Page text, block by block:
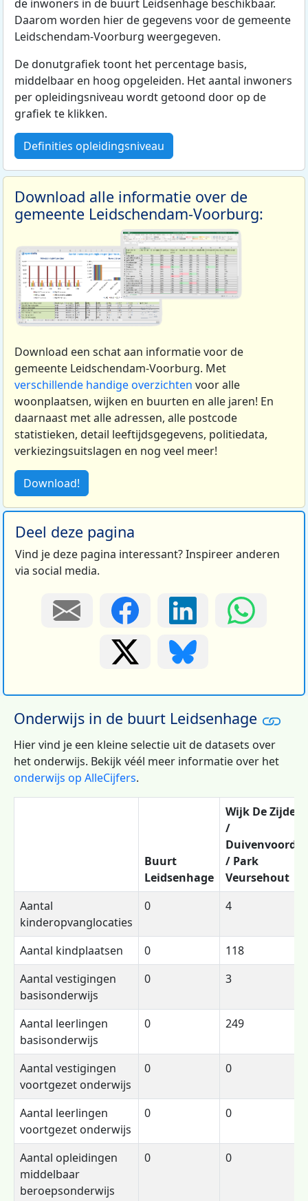
de inwoners in de buurt Leidsenhage beschikbaar.
Daarom worden hier de gegevens voor de gemeente
Leidschendam-Voorburg weergegeven.
De donutgrafiek toont het percentage basis,
middelbaar en hoog opgeleiden. Het aantal inwoners
per opleidingsniveau wordt getoond door op de
grafiek te klikken.
Definities opleidingsniveau
Download alle informatie over de
gemeente Leidschendam-Voorburg:
Download een schat aan informatie voor de
gemeente Leidschendam-Voorburg. Met
verschillende handige overzichten voor alle
woonplaatsen, wijken en buurten en alle jaren! En
daarnaast met alle adressen, alle postcode
statistieken, detail leeftijdsgegevens, politiedata,
verkiezingsuitslagen en nog veel meer!
Download!
Deel deze pagina
Vind je deze pagina interessant? Inspireer anderen
via social media.
Onderwijs in de buurt Leidsenhage
Hier vind je een kleine selectie uit de datasets over
het onderwijs. Bekijk véél meer informatie over het
onderwijs op AlleCijfers.
Buurt
Leidsenhage
Wijk De Zijde
/
Duivenvoorde
/ Park
Veursehout
Aantal
kinderopvanglocaties
0 4
Aantal kindplaatsen 0
118
Aantal vestigingen
basisonderwijs
0 3
Aantal leerlingen
basisonderwijs
0 249
Aantal vestigingen
voortgezet onderwijs
0 0
Aantal leerlingen
voortgezet onderwijs
0 0
Aantal opleidingen
middelbaar
beroepsonderwijs
0 0